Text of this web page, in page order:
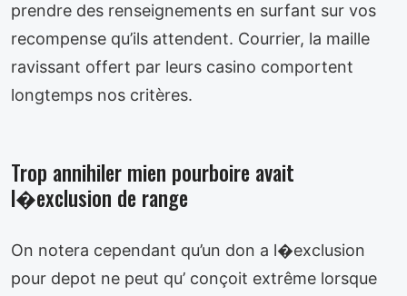
prendre des renseignements en surfant sur vos
recompense qu’ils attendent. Courrier, la maille
ravissant offert par leurs casino comportent
longtemps nos critères.
Trop annihiler mien pourboire avait
l�exclusion de range
On notera cependant qu’un don a l�exclusion
pour depot ne peut qu’ conçoit extrême lorsque